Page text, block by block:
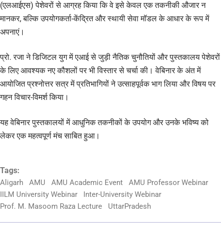
(एलआईएस) पेशेवरों से आग्रह किया कि वे इसे केवल एक तकनीकी औजार न
मानकर, बल्कि उपयोगकर्ता-केंद्रित और स्थायी सेवा मॉडल के आधार के रूप में
अपनाएं।
प्रो. रजा ने डिजिटल युग में एआई से जुड़ी नैतिक चुनौतियों और पुस्तकालय पेशेवरों
के लिए आवश्यक नए कौशलों पर भी विस्तार से चर्चा की। वेबिनार के अंत में
आयोजित प्रश्नोत्तर सत्र में प्रतिभागियों ने उत्साहपूर्वक भाग लिया और विषय पर
गहन विचार-विमर्श किया।
यह वेबिनार पुस्तकालयों में आधुनिक तकनीकों के उपयोग और उनके भविष्य को
लेकर एक महत्वपूर्ण मंच साबित हुआ।
Tags:
Aligarh AMU AMU Academic Event
AMU Professor Webinar
IILM University Webinar
Inter-University Webinar
Prof. M. Masoom Raza Lecture
UttarPradesh